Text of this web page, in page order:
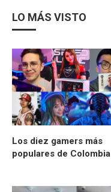
LO MÁS VISTO
Los diez gamers más
populares de Colombia